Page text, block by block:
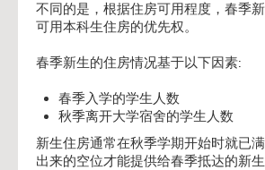
不同的是，根据住房可用程度，春季
可用本科生住房的优先权。
春季新生的住房情况基于以下因素:
春季入学的学生人数
秋季离开大学宿舍的学生人数
新生住房通常在秋季学期开始时就已
出来的空位才能提供给春季抵达的新